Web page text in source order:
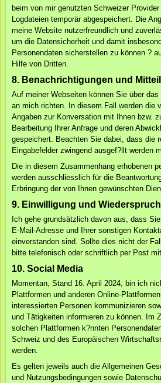
beim von mir genutzten Schweizer Provider
Logdateien temporär abgespeichert. Die
meine Website nutzerfreundlich und
um die Datensicherheit und damit
Personendaten sicherstellen zu können ?
Hilfe von Dritten.
8. Benachrichtigungen und
Auf meiner Webseiten können Sie über
an mich richten. In diesem Fall werden die
Angaben zur Konversation mit Ihnen bzw.
Bearbeitung Ihrer Anfrage und deren
gespeichert. Beachten Sie dabei, dass die
Eingabefelder zwingend ausgef?llt werden
Die in diesem Zusammenhang erhobenen
werden ausschliesslich für die
Erbringung der von Ihnen gewünschten
9. Einwilligung und Wiederspruch
Ich gehe grundsätzlich davon aus, dass
E-Mail-Adresse und Ihrer sonstigen
einverstanden sind. Sollte dies nicht der
bitte telefonisch oder schriftlich per Post mit.
10. Social Media
Momentan, Stand 16. April 2024, bin ich
Plattformen und anderen Online-
interessierten Personen kommunizieren
und Tätigkeiten informieren zu können. Im
solchen Plattformen k?nnten
Schweiz und des Europäischen
werden.
Es gelten jeweils auch die Allgemeinen
und Nutzungsbedingungen sowie